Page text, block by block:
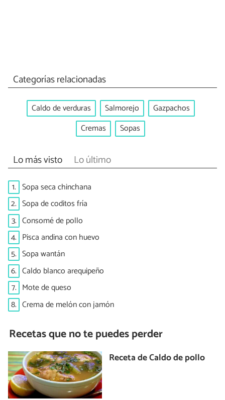
Categorías relacionadas
Caldo de verduras Salmorejo
Gazpachos
Cremas
Sopas
Lo más visto Lo último
1. Sopa seca chinchana
2. Sopa de coditos fría
3. Consomé de pollo
4. Pisca andina con huevo
5. Sopa wantán
6. Caldo blanco arequipeño
7. Mote de queso
8. Crema de melón con jamón
Recetas que no te puedes perder
Receta de Caldo de pollo